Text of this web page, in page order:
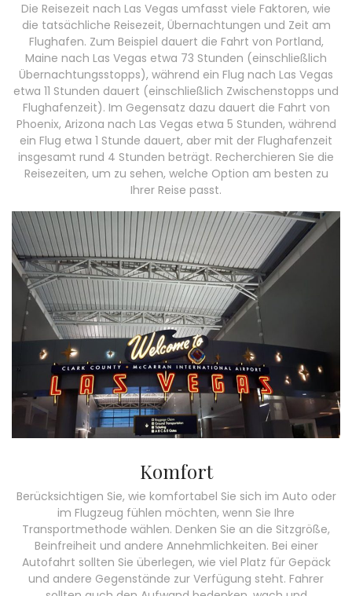
Die Reisezeit nach Las Vegas umfasst viele Faktoren, wie
die tatsächliche Reisezeit, Übernachtungen und Zeit am
Flughafen. Zum Beispiel dauert die Fahrt von Portland,
Maine nach Las Vegas etwa 73 Stunden (einschließlich
Übernachtungsstopps), während ein Flug nach Las Vegas
etwa 11 Stunden dauert (einschließlich Zwischenstopps und
Flughafenzeit). Im Gegensatz dazu dauert die Fahrt von
Phoenix, Arizona nach Las Vegas etwa 5 Stunden, während
ein Flug etwa 1 Stunde dauert, aber mit der Flughafenzeit
insgesamt rund 4 Stunden beträgt. Recherchieren Sie die
Reisezeiten, um zu sehen, welche Option am besten zu
Ihrer Reise passt.
Komfort
Berücksichtigen Sie, wie komfortabel Sie sich im Auto oder
im Flugzeug fühlen möchten, wenn Sie Ihre
Transportmethode wählen. Denken Sie an die Sitzgröße,
Beinfreiheit und andere Annehmlichkeiten. Bei einer
Autofahrt sollten Sie überlegen, wie viel Platz für Gepäck
und andere Gegenstände zur Verfügung steht. Fahrer